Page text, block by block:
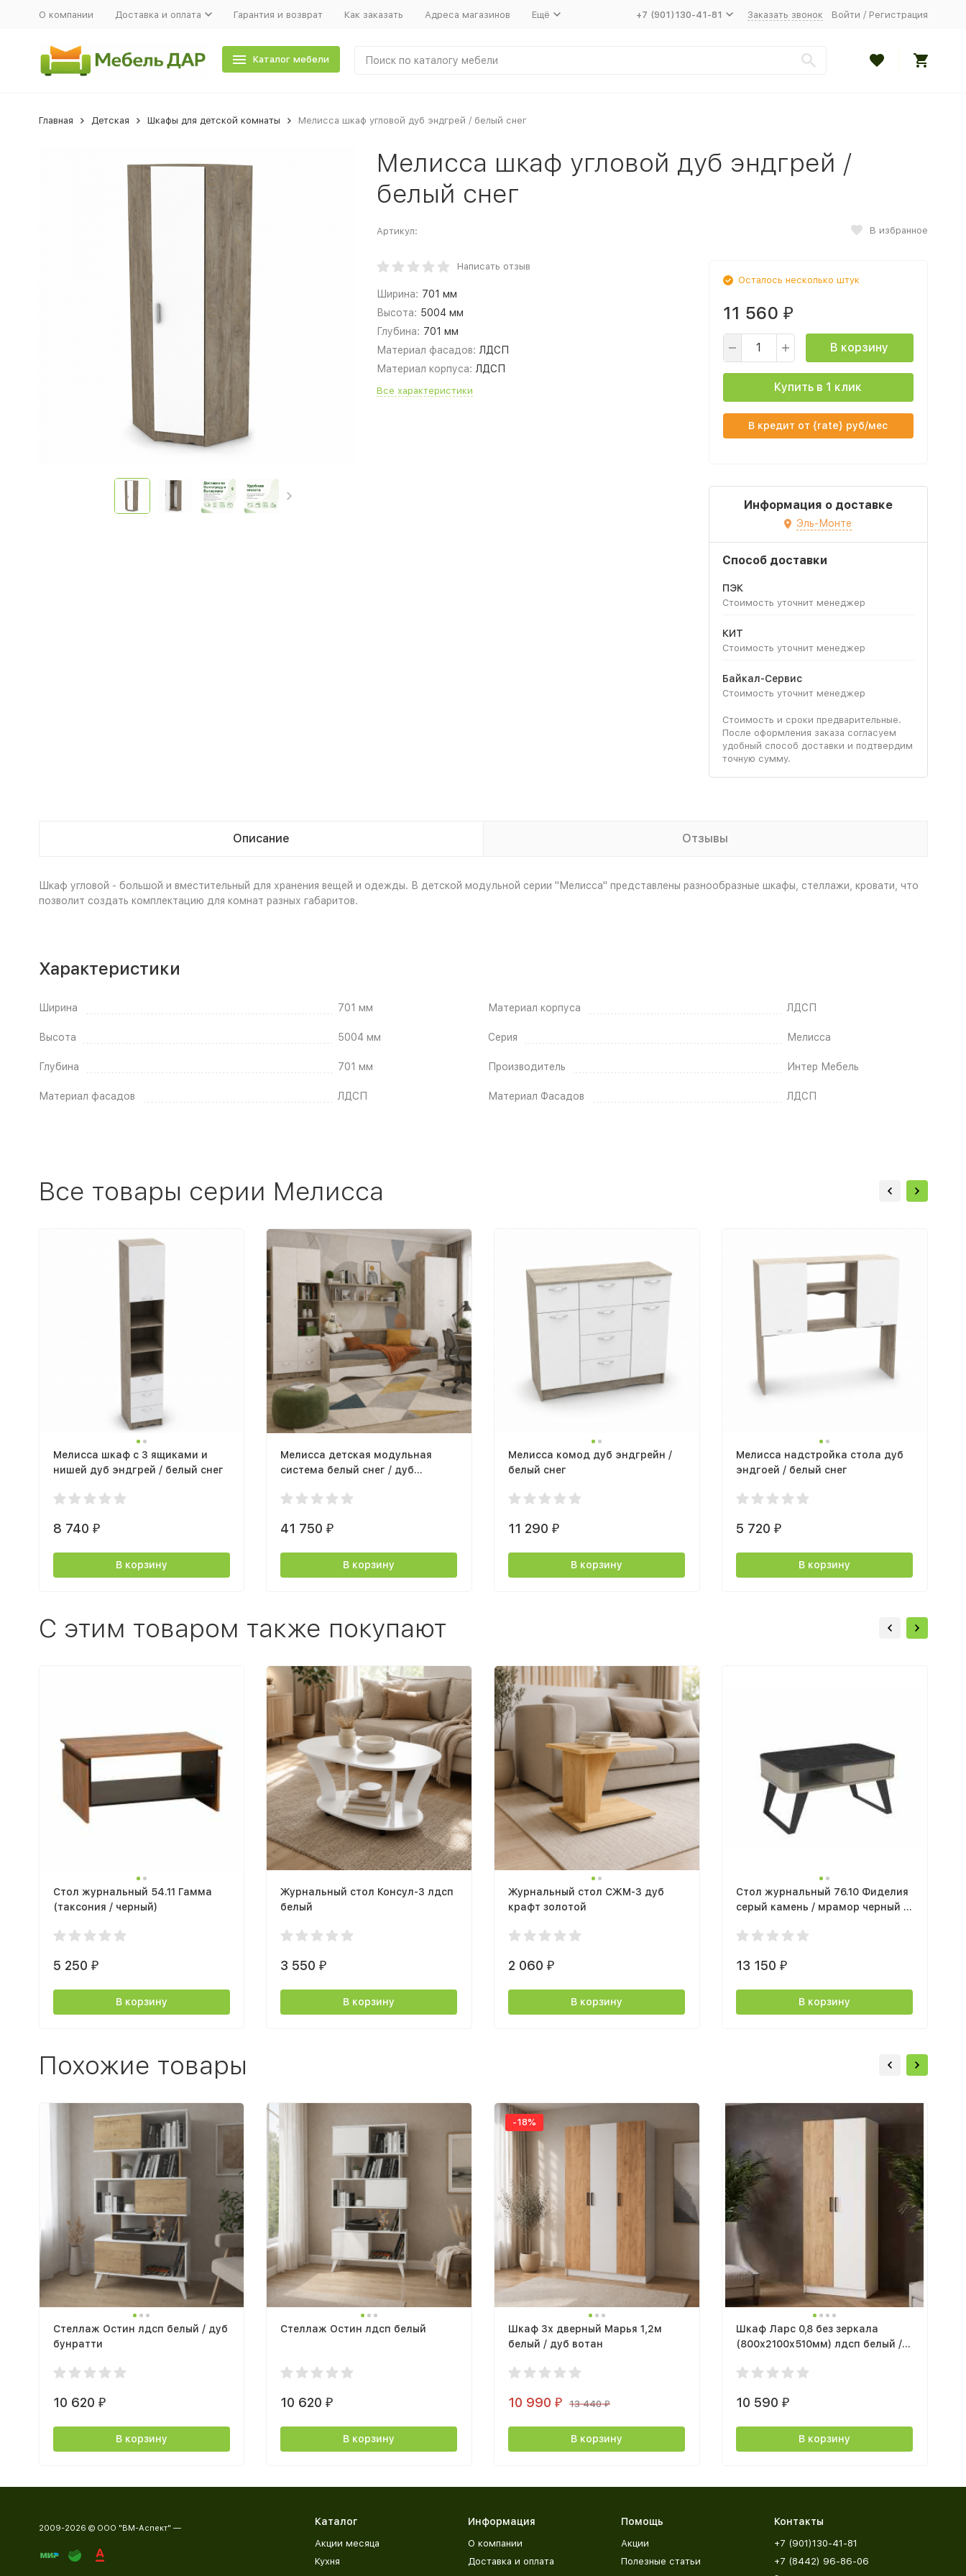
О компании Доставка и оплата Гарантия и возврат Как заказать Адреса магазинов Ещё +7 (901)130-41-81 Заказать звонок Войти / Регистрация
Каталог мебели
Главная Детская Шкафы для детской комнаты Мелисса шкаф угловой дуб эндгрей / белый снег
Мелисса шкаф угловой дуб эндгрей /
белый снег
Артикул: В избранное
Написать отзыв
Ширина: 701 мм
Высота: 5004 мм
Глубина: 701 мм
Материал фасадов: ЛДСП
Материал корпуса: ЛДСП
Все характеристики
Осталось несколько штук
11 560 ₽
В корзину
Купить в 1 клик
В кредит от {rate} руб/мес
Информация о доставке
Эль-Монте
Способ доставки
ПЭК
Стоимость уточнит менеджер
КИТ
Стоимость уточнит менеджер
Байкал-Сервис
Стоимость уточнит менеджер
Стоимость и сроки предварительные.
После оформления заказа согласуем
удобный способ доставки и подтвердим
точную сумму.
Описание Отзывы
Шкаф угловой - большой и вместительный для хранения вещей и одежды. В детской модульной серии "Мелисса" представлены разнообразные шкафы, стеллажи, кровати, что
позволит создать комплектацию для комнат разных габаритов.
Характеристики
Ширина 701 мм
Высота 5004 мм
Глубина 701 мм
Материал фасадов ЛДСП
Материал корпуса ЛДСП
Серия Мелисса
Производитель Интер Мебель
Материал Фасадов ЛДСП
Все товары серии Мелисса
Мелисса шкаф с 3 ящиками и
нишей дуб эндгрей / белый снег
8 740 ₽
В корзину
Мелисса детская модульная
система белый снег / дуб
41 750₽
В корзину
Мелисса комод дуб эндгрейн /
белый снег
11 290 ₽
В корзину
Мелисса надстройка стола дуб
эндгоей / белый снег
5 720 ₽
В корзину
C этим товаром также покупают
Стол журнальный 54.11 Гамма
(таксония / черный)
5 250 ₽
В корзину
Журнальный стол Консул-3 лдсп
белый
3 550₽
В корзину
Журнальный стол СЖМ-3 дуб
крафт золотой
2 060 ₽
В корзину
Стол журнальный 76.10 Фиделия
серый камень / мрамор черный /
13 150 ₽
В корзину
Похожие товары
Стеллаж Остин лдсп белый / дуб
бунратти
10 620 ₽
В корзину
Стеллаж Остин лдсп белый
10 620₽
В корзину
-18%
Шкаф 3х дверный Марья 1,2м
белый / дуб вотан
10 990 ₽ 13 440₽
В корзину
Шкаф Ларс 0,8 без зеркала
(800х2100х510мм) лдсп белый /
10 590 ₽
В корзину
2009-2026 © ООО "ВМ-Аспект" —
Каталог
Акции месяца
Кухня
Информация
О компании
Доставка и оплата
Помощь
Акции
Полезные статьи
Контакты
+7 (901)130-41-81
+7 (8442) 96-86-06